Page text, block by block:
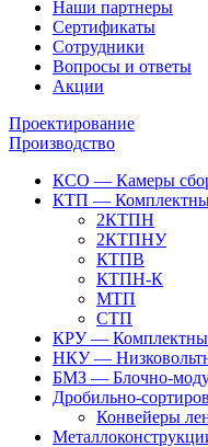
Наши партнеры
Сертификаты
Сотрудники
Вопросы и ответы
Акции
Проектирование
Производство
КСО — Камеры
КТП —
2КТПН
2КТПНУ
КТПВ
КТПН-К
МТП
СТП
КРУ — Комплектные
НКУ —
БМЗ — Блочно-
Дробильно-
Конвейеры